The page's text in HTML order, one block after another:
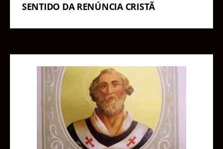
SENTIDO DA RENÚNCIA CRISTÃ